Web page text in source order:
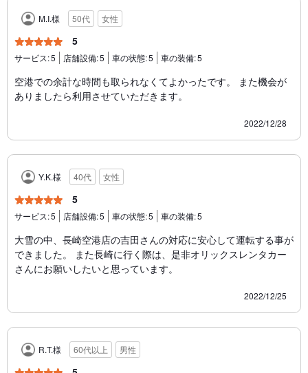
M.I.様 50代 女性
5
サービス:5 店舗設備:5 車の状態:5 車の装備:5
空港での余計な時間も取られなくてよかったです。 また機会が
ありましたら利用させていただきます。
2022/12/28
Y.K.様 40代 女性
5
サービス:5 店舗設備:5 車の状態:5 車の装備:5
大雪の中、長崎空港店の吉田さんの対応に安心して運転する事が
できました。 また長崎に行く際は、是非オリックスレンタカー
さんにお願いしたいと思っています。
2022/12/25
R.T.様 60代以上 男性